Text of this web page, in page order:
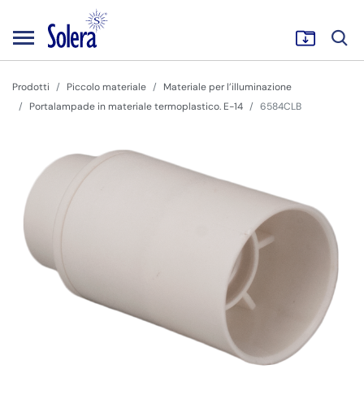
Prodotti Piccolo materiale
Materiale per l’illuminazione
Portalampade in materiale termoplastico. E-14
6584CLB